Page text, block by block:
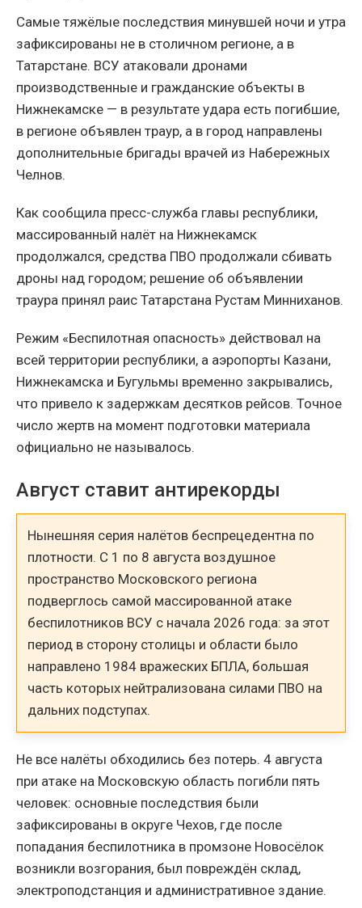
Самые тяжёлые последствия минувшей ночи и утра
зафиксированы не в столичном регионе, а в
Татарстане. ВСУ атаковали дронами
производственные и гражданские объекты в
Нижнекамске — в результате удара есть погибшие,
в регионе объявлен траур, а в город направлены
дополнительные бригады врачей из Набережных
Челнов.
Как сообщила пресс-служба главы республики,
массированный налёт на Нижнекамск
продолжался, средства ПВО продолжали сбивать
дроны над городом; решение об объявлении
траура принял раис Татарстана Рустам Минниханов.
Режим «Беспилотная опасность» действовал на
всей территории республики, а аэропорты Казани,
Нижнекамска и Бугульмы временно закрывались,
что привело к задержкам десятков рейсов. Точное
число жертв на момент подготовки материала
официально не называлось.
Август ставит антирекорды
Нынешняя серия налётов беспрецедентна по
плотности. С 1 по 8 августа воздушное
пространство Московского региона
подверглось самой массированной атаке
беспилотников ВСУ с начала 2026 года: за этот
период в сторону столицы и области было
направлено 1984 вражеских БПЛА, большая
часть которых нейтрализована силами ПВО на
дальних подступах.
Не все налёты обходились без потерь. 4 августа
при атаке на Московскую область погибли пять
человек: основные последствия были
зафиксированы в округе Чехов, где после
попадания беспилотника в промзоне Новосёлок
возникли возгорания, был повреждён склад,
электроподстанция и административное здание.